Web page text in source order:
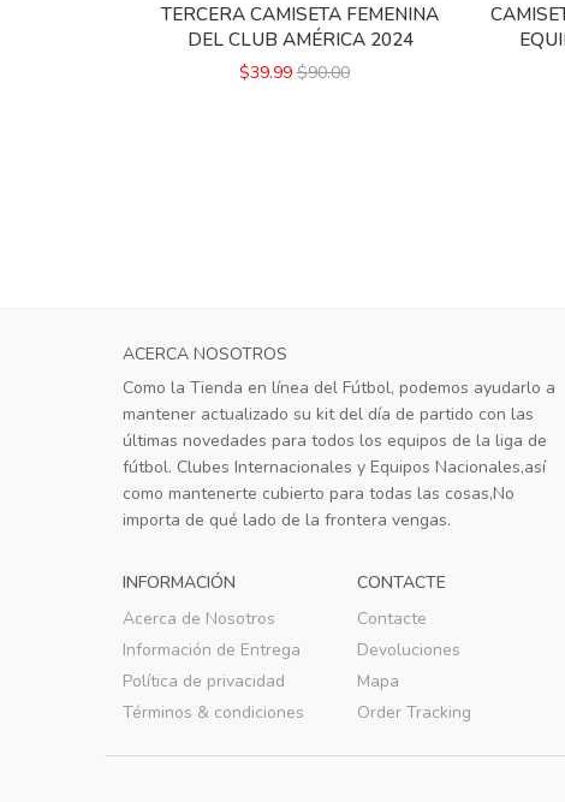
TERCERA CAMISETA FEMENINA
DEL CLUB AMÉRICA 2024
$39.99 $90.00
ACERCA NOSOTROS
Como la Tienda en línea del Fútbol, podemos ayudarlo a
mantener actualizado su kit del día de partido con las
últimas novedades para todos los equipos de la liga de
fútbol. Clubes Internacionales y Equipos Nacionales,así
como mantenerte cubierto para todas las cosas,No
importa de qué lado de la frontera vengas.
INFORMACIÓN
Acerca de Nosotros
Información de Entrega
Política de privacidad
Términos & condiciones
CONTACTE
Contacte
Devoluciones
Mapa
Order Tracking